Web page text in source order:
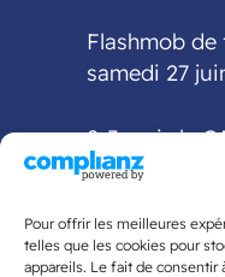
Pour offrir les meilleures
telles que les cookies pour
appareils. Le fait de
Flashmob de
samedi 27
2-3 mai : le
accueille la
Fédéral